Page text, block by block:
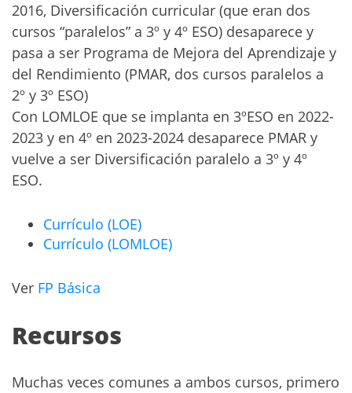
2016, Diversificación curricular (que eran dos
cursos “paralelos” a 3º y 4º ESO) desaparece y
pasa a ser Programa de Mejora del Aprendizaje y
del Rendimiento (PMAR, dos cursos paralelos a
2º y 3º ESO)
Con LOMLOE que se implanta en 3ºESO en 2022-
2023 y en 4º en 2023-2024 desaparece PMAR y
vuelve a ser Diversificación paralelo a 3º y 4º
ESO.
Currículo (LOE)
Currículo (LOMLOE)
Ver FP Básica
Recursos
Muchas veces comunes a ambos cursos, primero